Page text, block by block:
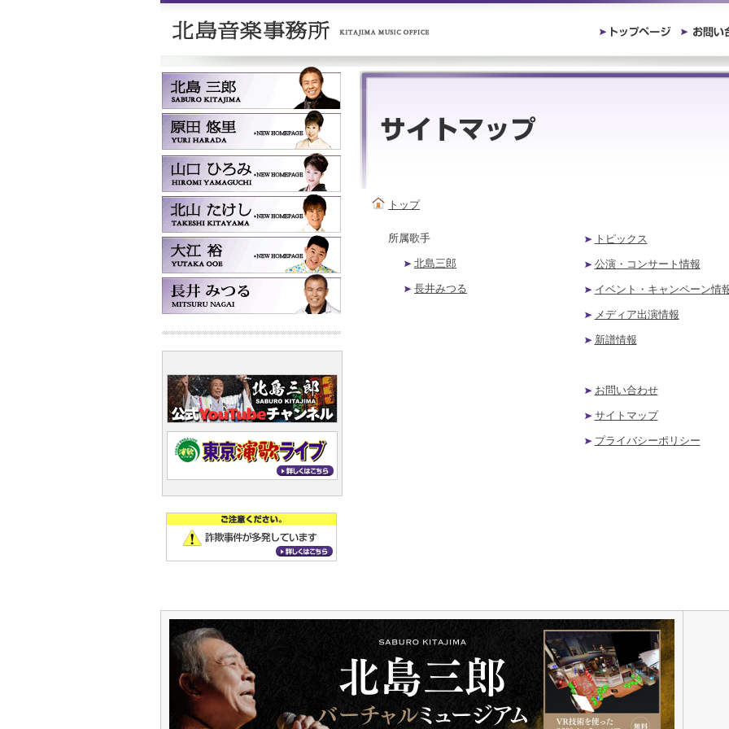
トップ
所属歌手
北島三郎
長井みつる
トピックス
公演・コンサート情報
イベント・キャンペーン情
メディア出演情報
新譜情報
お問い合わせ
サイトマップ
プライバシーポリシー